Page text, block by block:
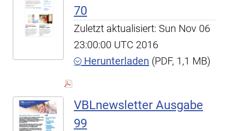
70
Zuletzt aktualisiert: Sun Nov 06
23:00:00 UTC 2016
Herunterladen (PDF, 1,1 MB)
VBLnewsletter Ausgabe
99